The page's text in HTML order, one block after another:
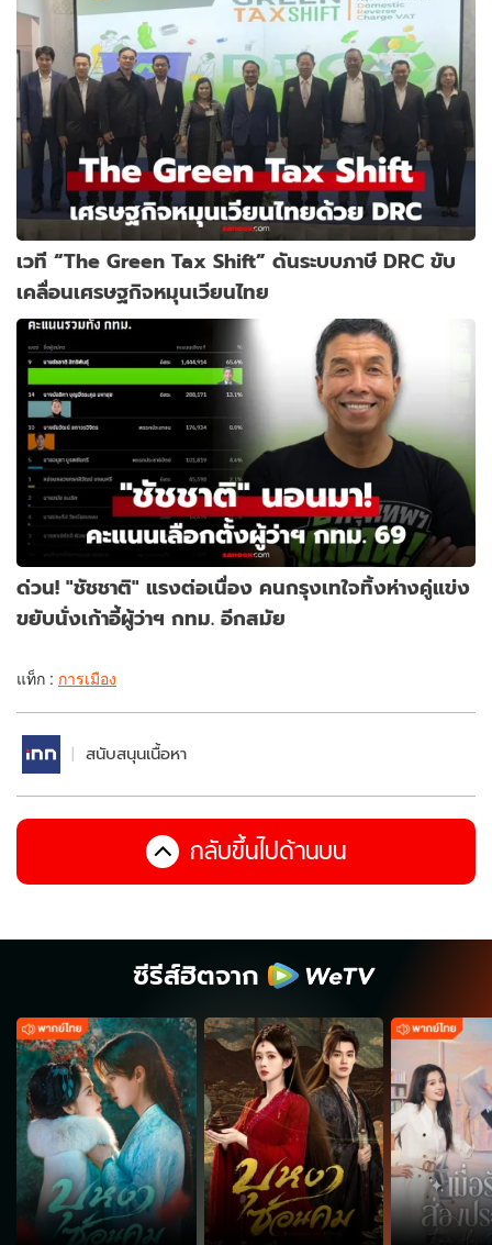
เวที “The Green Tax Shift” ดันระบบภาษี DRC ขับ
เคลื่อนเศรษฐกิจหมุนเวียนไทย
ด่วน! "ชัชชาติ" แรงต่อเนื่อง คนกรุงเทใจทิ้งห่างคู่แข่ง
ขยับนั่งเก้าอี้ผู้ว่าฯ กทม. อีกสมัย
แท็ก : การเมือง
สนับสนุนเนื้อหา
กลับขึ้นไปด้านบน
ซีรีส์ฮิตจาก